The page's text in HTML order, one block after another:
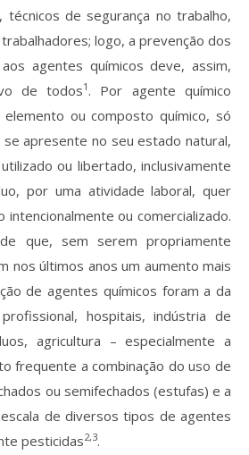
técnicos de segurança no trabalho,
logo, a prevenção dos
agentes químicos deve, assim,
de todos1. Por agente químico
ou composto químico, só
apresente no seu estado natural,
ou libertado, inclusivamente
por uma atividade laboral, quer
intencionalmente ou comercializado.
que, sem serem propriamente
nos últimos anos um aumento mais
de agentes químicos foram a da
hospitais, indústria de
agricultura – especialmente a
frequente a combinação do uso de
ou semifechados (estufas) e a
de diversos tipos de agentes
pesticidas2,3.